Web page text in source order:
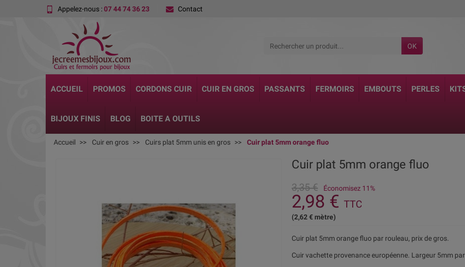
Appelez-nous :07 44 74 36 23 Contact
OK
ACCUEIL PROMOS CORDONS CUIR CUIR EN GROS PASSANTS FERMOIRS EMBOUTS PERLES
BIJOUX FINIS BLOG BOITE A OUTILS
Accueil Cuir en gros Cuirs plat 5mm unis en gros Cuir plat 5mm orange fluo
Cuir plat 5mm orange fluo
3,35 € Économisez 11%
2,98 € TTC
(2,62 € mètre)
Cuir plat 5mm orange fluo par rouleau, prix de gros.
Cuir vachette provenance européenne. Largeur 5mm